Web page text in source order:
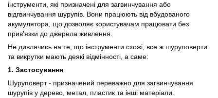
інструменти, які призначені для загвинчування або
відгвинчування шурупів. Вони працюють від вбудованого
акумулятора, що дозволяє користувачам працювати без
прив'язки до джерела живлення.
Не дивлячись на те, що інструменти схожі, все ж шуруповерти
та викрутки мають деякі відмінності, а саме:
1. Застосування
Шуруповерт - призначений переважно для загвинчування
шурупів у дерево, метал, пластик та інші матеріали.